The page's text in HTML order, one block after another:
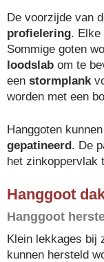
De voorzijde van
profielering. Elke
Sommige goten
loodslab om te
een stormplank
worden met een
Hanggoten kunnen
gepatineerd. De
het zinkoppervlak
Hanggoot
Hanggoot
Klein lekkages bij
kunnen hersteld